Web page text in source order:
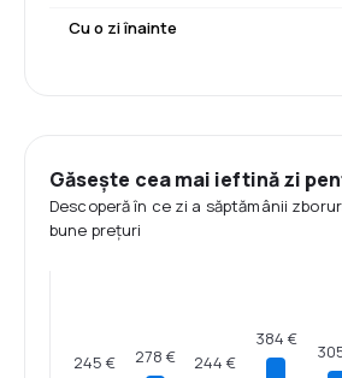
Cu o zi înainte
Găsește cea mai ieftină zi
Descoperă în ce zi a săptămânii
bune prețuri
245 € 278 € 244 €
384 €